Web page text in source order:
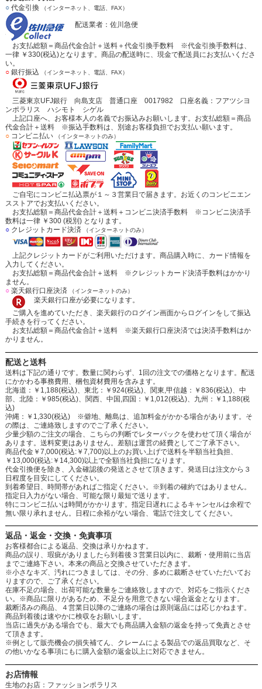
○代金引換 （インターネット、電話、FAX）
配送業者：佐川急便
お支払総額＝商品代金合計＋送料＋代金引換手数料 ※代金引換手数料は、
一律 ￥330(税込)となります。商品の配送時に、現金で配送員にお支払いくださ
い。
○銀行振込 （インターネット、電話、FAX）
三菱東京UFJ銀行 向島支店 普通口座 0017982 口座名義：フアツシヨ
ンポラリス ハシモト シゲル
上記口座へ、お客様本人の名義でお振込みお願いします。お支払総額＝商品
代金合計＋送料 ※振込手数料は、別途お客様負担でお支払い願います。
○コンビニ払い （インターネットのみ）
ご自宅にコンビニ払込票が１～３営業日で届きます。お近くのコンビニエン
スストアでお支払いください。
お支払総額＝商品代金合計＋送料＋コンビニ決済手数料 ※コンビニ決済手
数料は一律 ￥300 (税別) となります。
○クレジットカード決済 （インターネットのみ）
上記クレジットカードがご利用いただけます。商品購入時に、カード情報を
入力してください。
お支払総額＝商品代金合計＋送料 ※クレジットカード決済手数料はかかり
ません。
○楽天銀行口座決済 （インターネットのみ）
楽天銀行口座が必要になります。
ご購入を進めていただき、楽天銀行のログイン画面からログインをして振込
手続きを行ってください。
お支払総額＝商品代金合計＋送料 ※楽天銀行口座決済では決済手数料はか
かりません。
配送と送料
送料は下記の通りです。数量に関わらず、1回の注文での価格となります。配送
にかかわる事務費用、梱包資材費用を含みます。
北海道：￥1,188(税込)、東北：￥924(税込)、関東,甲信越：￥836(税込)、中
部、北陸：￥985(税込)、関西、中国,四国：￥1,012(税込)、九州：￥1,188(税
込)
沖縄：￥1,330(税込) ※僻地、離島は、追加料金がかかる場合があります。そ
の際は、ご連絡致しますのでご了承ください。
少量少額のご注文の場合、こちらの判断でレターパックを使わせて頂く場合が
あります。送料変更はありません。差額は運営の経費としてご了承下さい。
商品代金￥7,000(税込:￥7,700)以上のお買い上げで送料を半額当社負担、
￥13,000(税込:￥14,300)以上で全額当社負担になります。
代金引換便を除き、入金確認後の発送とさせて頂きます。発送日は注文から３
日程度を目安にしてください。
到着希望日、時間帯があればご指定ください。※到着の確約ではありません。
指定日入力がない場合、可能な限り最短で送ります。
特にコンビニ払いは時間がかかります。指定日遅れによるキャンセルは余程で
無い限り承れません。日程に余裕がない場合、電話で注文してください。
返品・返金・交換・免責事項
お客様都合による返品、交換は承りかねます。
商品の誤り、瑕疵がありましたら到着後３営業日以内に、裁断・使用前に当店
までご連絡下さい。本来の商品と交換させていただきます。
※小さなキズ、汚れにつきましては、その分、多めに裁断させていただいてお
りますので、ご了承ください。
在庫不足の場合、出荷可能な数量をご連絡致しますので、対応をご指示くださ
い。※商品に限りがあるため、不足分を用意できない場合返金となります。
裁断済みの商品、４営業日以降のご連絡の場合は原則返品には応じかねます。
商品到着後は速やかに検収をお願いします。
当店に過失がある場合でも、最大でも商品購入金額の返金を持って免責とさせ
て頂きます。
※例として販売機会の損失補てん、クレームによる製品での返品買取など、そ
の他いかなる事項にもに購入金額の返金以上に対応できません。
お店情報
生地のお店：ファッションポラリス